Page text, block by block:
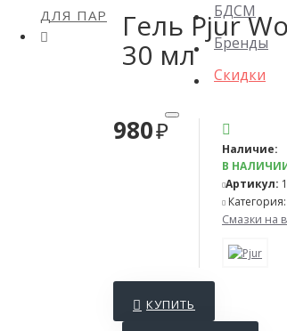
ДЛЯ ПАР
БДСМ
Бренды
Скидки
Гель Pjur
30 мл
980
Наличие:
В
Артикул:
Категория:
Смазки на
КУПИТЬ